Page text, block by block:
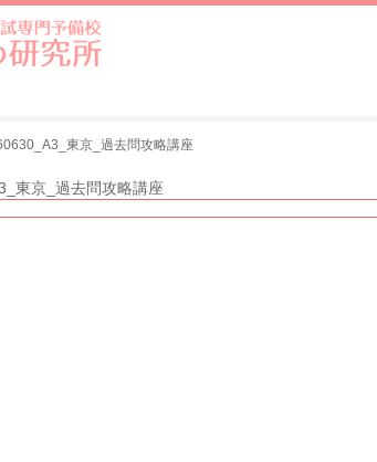
東京_過去問攻略講座
東京_過去問攻略講座